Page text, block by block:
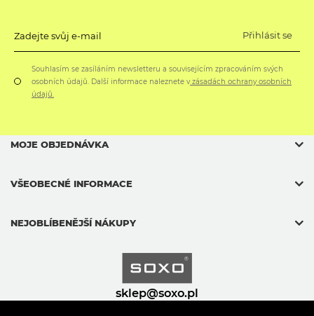
Zadejte svůj e-mail Přihlásit se
Souhlasím se zasíláním newsletteru a souvisejícím zpracováním svých
osobních údajů. Další informace naleznete vzásadách ochrany osobních
údajů.
sklep@soxo.pl
MOJE OBJEDNÁVKA
VŠEOBECNÉ INFORMACE
NEJOBLÍBENĚJŠÍ NÁKUPY